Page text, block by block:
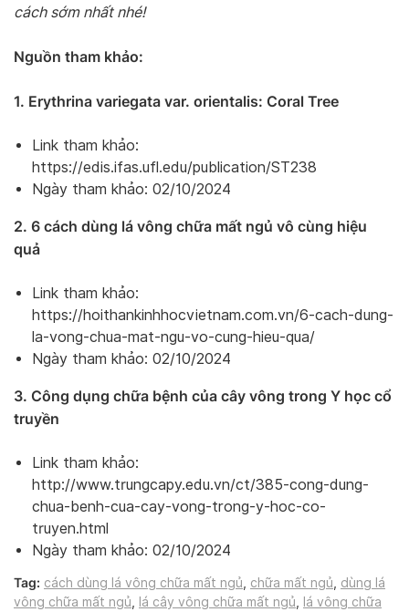
cách sớm nhất nhé!
Nguồn tham khảo:
1. Erythrina variegata var. orientalis: Coral Tree
Link tham khảo:
https://edis.ifas.ufl.edu/publication/ST238
Ngày tham khảo: 02/10/2024
2. 6 cách dùng lá vông chữa mất ngủ vô cùng hiệu
quả
Link tham khảo:
https://hoithankinhhocvietnam.com.vn/6-cach-dung-
la-vong-chua-mat-ngu-vo-cung-hieu-qua/
Ngày tham khảo: 02/10/2024
3. Công dụng chữa bệnh của cây vông trong Y học cổ
truyền
Link tham khảo:
http://www.trungcapy.edu.vn/ct/385-cong-dung-
chua-benh-cua-cay-vong-trong-y-hoc-co-
truyen.html
Ngày tham khảo: 02/10/2024
Tag: cách dùng lá vông chữa mất ngủ chữa mất ngủ
dùng lá
vông chữa mất ngủ
lá cây vông chữa mất ngủ
lá vông chữa